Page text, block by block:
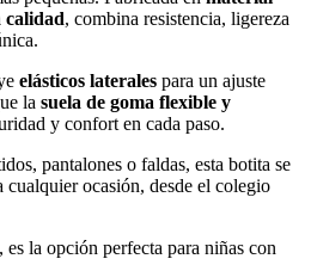
calidad, combina resistencia, ligereza
elásticos laterales para un ajuste
la suela de goma flexible y
y confort en cada paso.
pantalones o faldas, esta botita se
ocasión, desde el colegio
la opción perfecta para niñas con